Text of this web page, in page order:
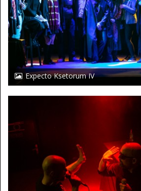
Expecto Ksetorum IV